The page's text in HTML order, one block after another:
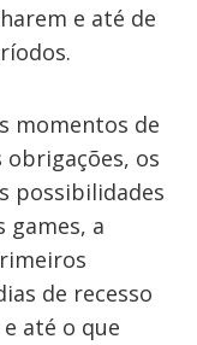
e até de
momentos de
obrigações, os
possibilidades
games, a
de recesso
até o que